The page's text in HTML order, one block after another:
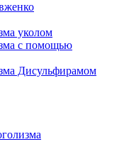
уколом
с помощью
Дисульфирамом